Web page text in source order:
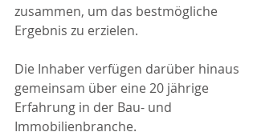
zusammen, um das bestmögliche
Ergebnis zu erzielen.
Die Inhaber verfügen darüber hinaus
gemeinsam über eine 20 jährige
Erfahrung in der Bau- und
Immobilienbranche.